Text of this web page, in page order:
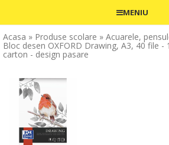
MENIU
Acasa » Produse scolare » Acuarele,
Bloc desen OXFORD Drawing, A3, 40 file
carton - design pasare